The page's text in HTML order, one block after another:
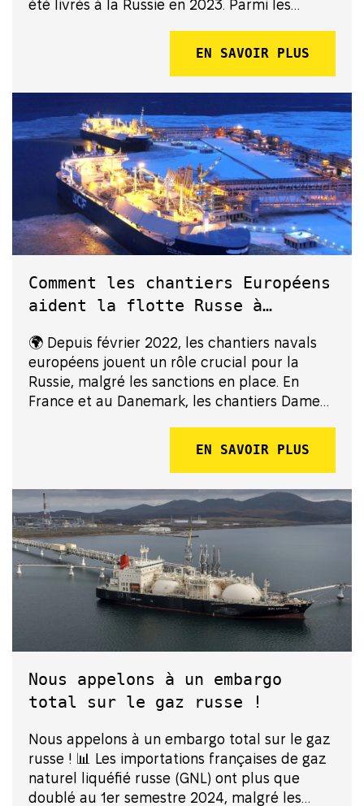
été livrés à la Russie en 2023. Parmi les
utilisés pour des équipements mili...
EN SAVOIR PLUS
Comment les chantiers Européens
aident la flotte Russe à
sanctions
🌍 Depuis février 2022, les chantiers navals
européens jouent un rôle crucial pour la
Russie, malgré les sanctions en place. En
France et au Danemark, les chantiers Damen
Yamal LNG. 🚢 Ces navires ...
EN SAVOIR PLUS
Nous appelons à un embargo
total sur le gaz russe !
Nous appelons à un embargo total sur le gaz
russe ! 📊 Les importations françaises de gaz
naturel liquéfié russe (GNL) ont plus que
doublé au 1er semestre 2024, malgré les